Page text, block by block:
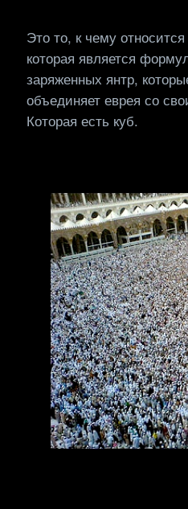
Это то, к чему
которая является
заряженных янтр,
объединяет еврея со
Которая есть куб.